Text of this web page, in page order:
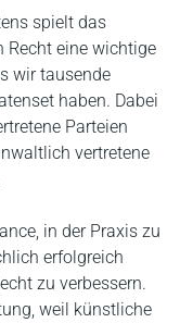
spielt das
Recht eine wichtige
wir tausende
haben. Dabei
Parteien
vertretene
in der Praxis zu
erfolgreich
zu verbessern.
weil künstliche